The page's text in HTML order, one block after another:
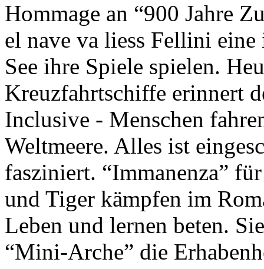
Hommage an “900 Jahre
el nave va liess Fellini
See ihre Spiele spielen.
Kreuzfahrtschiffe erinnert
Inclusive - Menschen
Weltmeere. Alles ist
fasziniert. “Immanenza”
und Tiger kämpfen im
Leben und lernen beten.
“Mini-Arche” die